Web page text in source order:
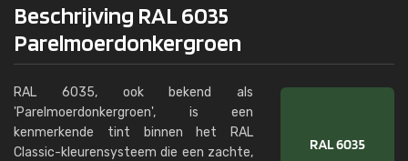
Beschrijving RAL 6035
Parelmoerdonkergroen
RAL 6035, ook bekend als
'Parelmoerdonkergroen', is een
kenmerkende tint binnen het RAL
Classic-kleurensysteem die een zachte,